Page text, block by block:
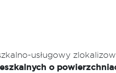
usługowy
o